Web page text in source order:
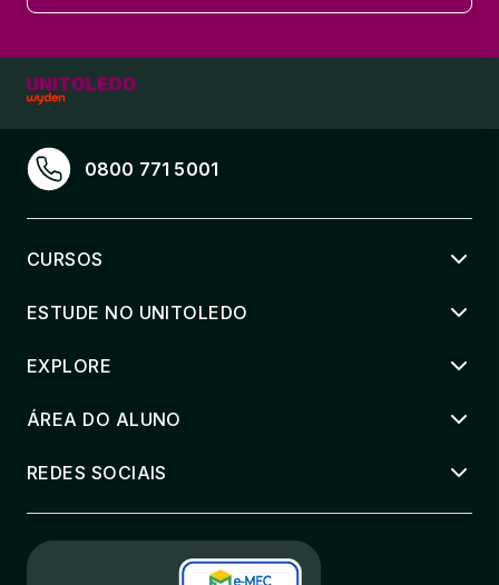
0800 771 5001
CURSOS
ESTUDE NO UNITOLEDO
EXPLORE
ÁREA DO ALUNO
REDES SOCIAIS